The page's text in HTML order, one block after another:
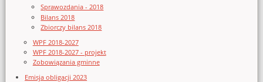
Sprawozdania - 2018
Bilans 2018
Zbiorczy bilans 2018
WPF 2018-2027
WPF 2018-2027 - projekt
Zobowiązania gminne
Emisja obligacji 2023